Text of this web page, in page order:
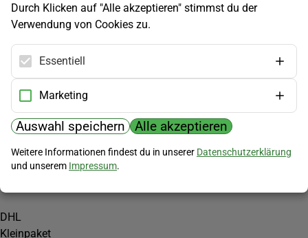
Jetzt anmelden
Hilfe
Kundenservice
Widerrufsbelehrung
Versandkosten
Zahlungsmöglichkeiten
PayPal
Vorkasse
Versand
DHL
Kleinpaket
Durch Klicken auf "Alle akzeptieren" stimmst du der
Verwendung von Cookies zu.
Essentiell
Marketing
Auswahl speichern Alle akzeptieren
Weitere Informationen findest du in unserer Datenschutzerklärung
und unserem Impressum.